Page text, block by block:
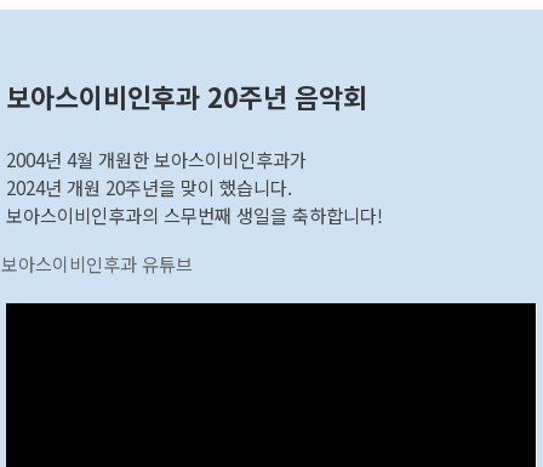
보아스이비인후과 20주년 음악회
2004년 4월 개원한 보아스이비인후과가
2024년 개원 20주년을 맞이 했습니다.
보아스이비인후과의 스무번째 생일을 축하합니다!
보아스이비인후과 유튜브